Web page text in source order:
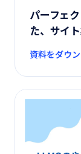
パーフェ
た、サイ
資料をダウ